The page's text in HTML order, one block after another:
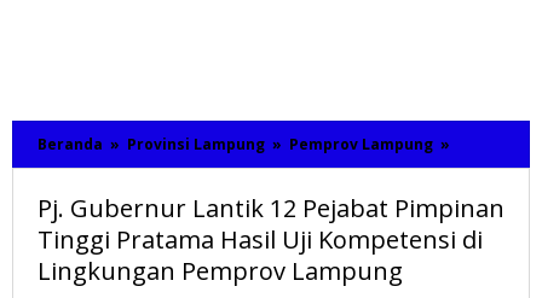
Beranda » Provinsi Lampung » Pemprov Lampung »
Gubernur
12
Pejabat
Pimpinan
Pj. Gubernur Lantik 12 Pejabat Pimpinan
Tinggi Pratama Hasil Uji Kompetensi di
Lingkungan Pemprov Lampung